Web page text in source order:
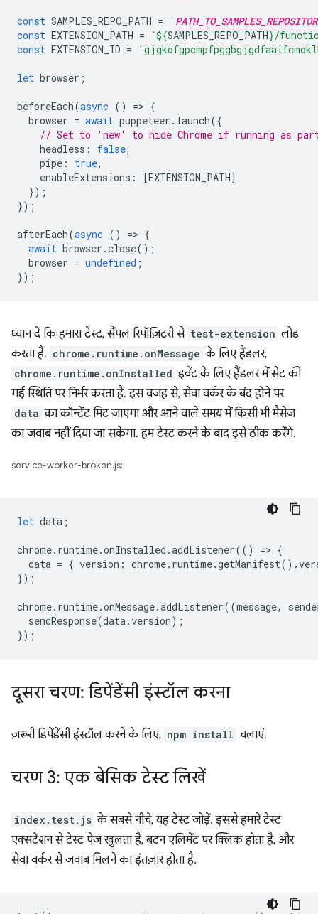
const SAMPLES_REPO_PATH = '
const EXTENSION_PATH = `${SAMPLES_REPO_PATH}/
const EXTENSION_ID =
let browser ;
beforeEach(async () => {
browser = await puppeteer . launch({
// Set to 'new' to hide Chrome if running as
headless : false,
pipe : true,
enableExtensions : [EXTENSION_PATH]
});
});
afterEach(async () => {
await browser .close();
browser = undefined ;
});
ध्यान दें कि हमारा टेस्ट, सैंपल रिपॉज़िटरी से test-extension लोड
करता है. chrome.runtime.onMessage के लिए हैंडलर,
chrome.runtime.onInstalled इवेंट के लिए हैंडलर में सेट की
गई स्थिति पर निर्भर करता है. इस वजह से, सेवा वर्कर के बंद होने पर
data का कॉन्टेंट मिट जाएगा और आने वाले समय में किसी भी मैसेज
का जवाब नहीं दिया जा सकेगा. हम टेस्ट करने के बाद इसे ठीक करेंगे.
service-worker-broken.js:
let data ;
chrome. runtime.onInstalled .addListener(() => {
data = { version : chrome. runtime.getManifest().
});
chrome. runtime.onMessage.addListener((message,
sendResponse(data.version);
});
दूसरा चरण: डिपेंडेंसी इंस्टॉल करना
ज़रूरी डिपेंडेंसी इंस्टॉल करने के लिए, npm install चलाएं.
चरण 3: एक बेसिक टेस्ट लिखें
index.test.js के सबसे नीचे, यह टेस्ट जोड़ें. इससे हमारे टेस्ट
एक्सटेंशन से टेस्ट पेज खुलता है, बटन एलिमेंट पर क्लिक होता है, और
सेवा वर्कर से जवाब मिलने का इंतज़ार होता है.